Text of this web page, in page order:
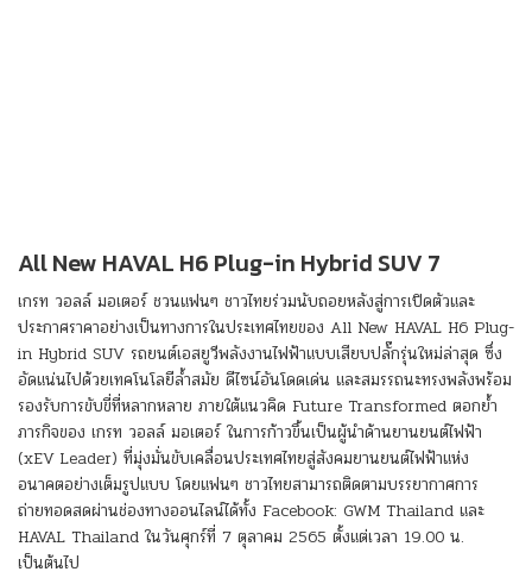
All New HAVAL H6 Plug-in Hybrid SUV 7
เกรท วอลล์ มอเตอร์ ชวนแฟนๆ ชาวไทยร่วมนับถอยหลังสู่การเปิดตัวและ
ประกาศราคาอย่างเป็นทางการในประเทศไทยของ All New HAVAL H6 Plug-
in Hybrid SUV รถยนต์เอสยูวีพลังงานไฟฟ้าแบบเสียบปลั๊กรุ่นใหม่ล่าสุด ซึ่ง
อัดแน่นไปด้วยเทคโนโลยีล้ำสมัย ดีไซน์อันโดดเด่น และสมรรถนะทรงพลังพร้อม
รองรับการขับขี่ที่หลากหลาย ภายใต้แนวคิด Future Transformed ตอกย้ำ
ภารกิจของ เกรท วอลล์ มอเตอร์ ในการก้าวขึ้นเป็นผู้นำด้านยานยนต์ไฟฟ้า
(xEV Leader) ที่มุ่งมั่นขับเคลื่อนประเทศไทยสู่สังคมยานยนต์ไฟฟ้าแห่ง
อนาคตอย่างเต็มรูปแบบ โดยแฟนๆ ชาวไทยสามารถติดตามบรรยากาศการ
ถ่ายทอดสดผ่านช่องทางออนไลน์ได้ทั้ง Facebook: GWM Thailand และ
HAVAL Thailand ในวันศุกร์ที่ 7 ตุลาคม 2565 ตั้งแต่เวลา 19.00 น.
เป็นต้นไป